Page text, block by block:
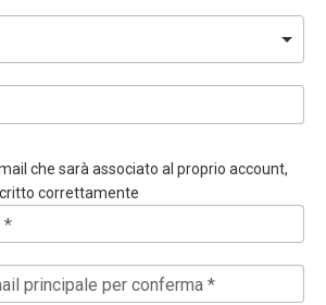
che sarà associato al proprio account,
correttamente
*
principale per conferma *